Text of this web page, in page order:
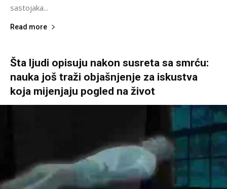
sastojaka...
Read more
Šta ljudi opisuju nakon susreta sa smrću:
nauka još traži objašnjenje za iskustva
koja mijenjaju pogled na život